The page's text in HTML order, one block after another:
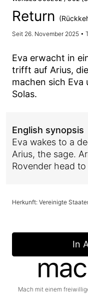
Return
Seit 26. November 2025 •
Eva erwacht in
trifft auf Arius,
machen sich Eva
Solas.
English synopsis
Eva wakes to a
Arius, the sage.
Rovender head
Herkunft: Vereinigte
In
Mach mit einem